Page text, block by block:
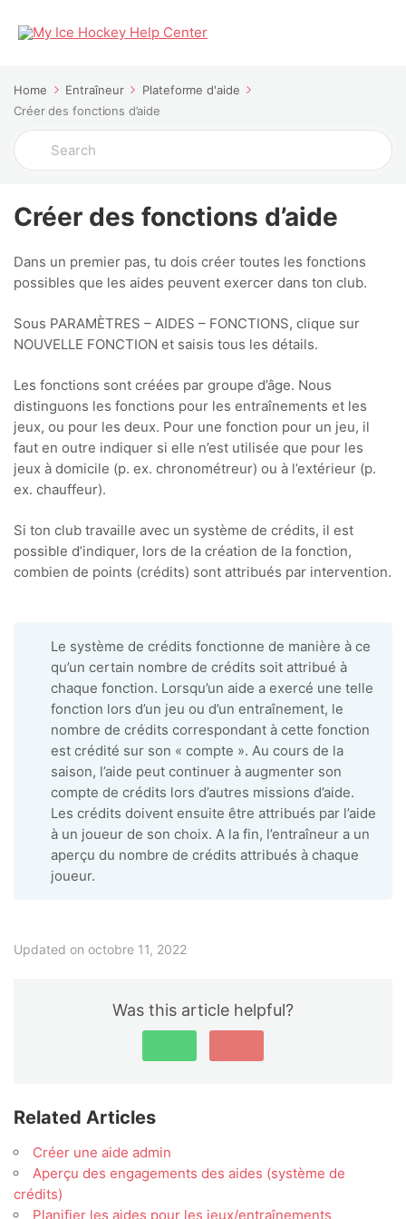
Home Entraîneur
Plateforme d'aide
Créer des fonctions d’aide
Search
For
Créer des fonctions d’aide
Dans un premier pas, tu dois créer toutes les fonctions
possibles que les aides peuvent exercer dans ton club.
Sous PARAMÈTRES – AIDES – FONCTIONS, clique sur
NOUVELLE FONCTION et saisis tous les détails.
Les fonctions sont créées par groupe d’âge. Nous
distinguons les fonctions pour les entraînements et les
jeux, ou pour les deux. Pour une fonction pour un jeu, il
faut en outre indiquer si elle n’est utilisée que pour les
jeux à domicile (p. ex. chronométreur) ou à l’extérieur (p.
ex. chauffeur).
Si ton club travaille avec un système de crédits, il est
possible d’indiquer, lors de la création de la fonction,
combien de points (crédits) sont attribués par intervention.
Le système de crédits fonctionne de manière à ce
qu’un certain nombre de crédits soit attribué à
chaque fonction. Lorsqu’un aide a exercé une telle
fonction lors d’un jeu ou d’un entraînement, le
nombre de crédits correspondant à cette fonction
est crédité sur son « compte ». Au cours de la
saison, l’aide peut continuer à augmenter son
compte de crédits lors d’autres missions d’aide.
Les crédits doivent ensuite être attribués par l’aide
à un joueur de son choix. A la fin, l’entraîneur a un
aperçu du nombre de crédits attribués à chaque
joueur.
Updated on octobre 11, 2022
Was this article helpful?
Related Articles
Créer une aide admin
Aperçu des engagements des aides (système de
crédits)
Planifier les aides pour les jeux/entraînements